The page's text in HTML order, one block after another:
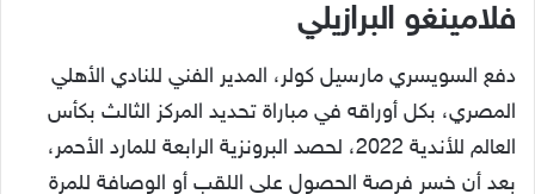
فلامينغو البرازيلي
دفع السويسري مارسيل كولر، المدير الفني للنادي الأهلي
المصري، بكل أوراقه في مباراة تحديد المركز الثالث بكأس
العالم للأندية 2022، لحصد البرونزية الرابعة للمارد الأحمر،
بعد أن خسر فرصة الحصول على اللقب أو الوصافة للمرة